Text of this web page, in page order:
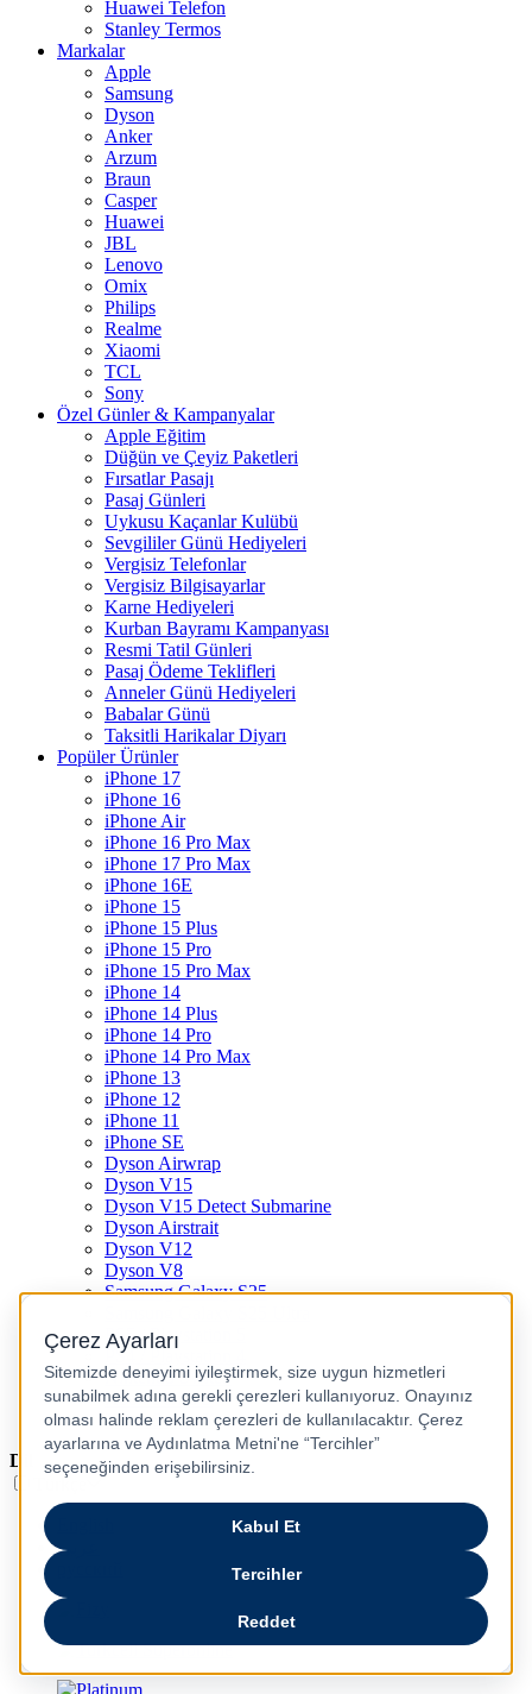
Huawei Telefon
Stanley Termos
Markalar
Apple
Samsung
Dyson
Anker
Arzum
Braun
Casper
Huawei
JBL
Lenovo
Omix
Philips
Realme
Xiaomi
TCL
Sony
Özel Günler & Kampanyalar
Apple Eğitim
Düğün ve Çeyiz Paketleri
Fırsatlar Pasajı
Pasaj Günleri
Uykusu Kaçanlar Kulübü
Sevgililer Günü Hediyeleri
Vergisiz Telefonlar
Vergisiz Bilgisayarlar
Karne Hediyeleri
Kurban Bayramı Kampanyası
Resmi Tatil Günleri
Pasaj Ödeme Teklifleri
Anneler Günü Hediyeleri
Babalar Günü
Taksitli Harikalar Diyarı
Popüler Ürünler
iPhone 17
iPhone 16
iPhone Air
iPhone 16 Pro Max
iPhone 17 Pro Max
iPhone 16E
iPhone 15
iPhone 15 Plus
iPhone 15 Pro
iPhone 15 Pro Max
iPhone 14
iPhone 14 Plus
iPhone 14 Pro
iPhone 14 Pro Max
iPhone 13
iPhone 12
iPhone 11
iPhone SE
Dyson Airwrap
Dyson V15
Dyson V15 Detect Submarine
Dyson Airstrait
Dyson V12
Dyson V8
Samsung Galaxy S25
PS5 / Playstation 5
PS4 / Playstation 4
Nintendo Switch
Xbox Series S
Xbox Series X
Dil
Türkçe
عربى